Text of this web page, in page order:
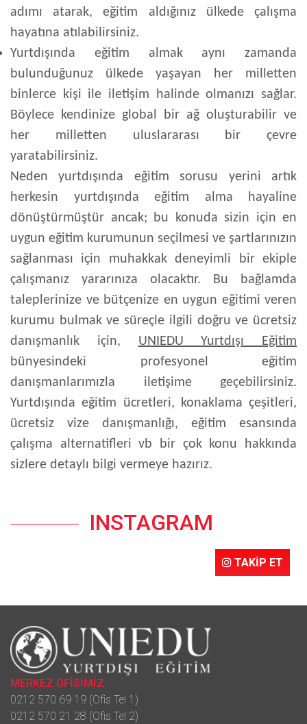
adımı atarak, eğitim aldığınız ülkede çalışma
hayatına atılabilirsiniz.
Yurtdışında eğitim almak aynı zamanda
bulunduğunuz ülkede yaşayan her milletten
binlerce kişi ile iletişim halinde olmanızı sağlar.
Böylece kendinize global bir ağ oluşturabilir ve
her milletten uluslararası bir çevre
yaratabilirsiniz.
Neden yurtdışında eğitim sorusu yerini artık
herkesin yurtdışında eğitim alma hayaline
dönüştürmüştür ancak; bu konuda sizin için en
uygun eğitim kurumunun seçilmesi ve şartlarınızın
sağlanması için muhakkak deneyimli bir ekiple
çalışmanız yararınıza olacaktır. Bu bağlamda
taleplerinize ve bütçenize en uygun eğitimi veren
kurumu bulmak ve süreçle ilgili doğru ve ücretsiz
danışmanlık için, UNIEDU Yurtdışı Eğitim
bünyesindeki profesyonel eğitim
danışmanlarımızla iletişime geçebilirsiniz.
Yurtdışında eğitim ücretleri, konaklama çeşitleri,
ücretsiz vize danışmanlığı, eğitim esansında
çalışma alternatifleri vb bir çok konu hakkında
sizlere detaylı bilgi vermeye hazırız.
INSTAGRAM
TAKİP ET
MERKEZ OFİSİMİZ
0212 570 69 19 (Ofis Tel 1)
0212 570 21 28 (Ofis Tel 2)